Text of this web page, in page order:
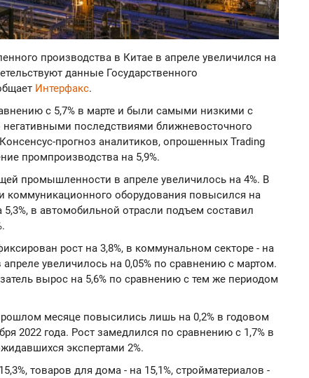
производства в Китае в апреле увеличился на
данные Государственного
Интерфакс.
с 5,7% в марте и были самыми низкими с
негативными последствиями ближневосточного
прогноз аналитиков, опрошенных Trading
промпроизводства на 5,9%.
промышленности в апреле увеличилось на 4%. В
коммуникационного оборудования повысился на
5,3%, в автомобильной отрасли подъем составил
рост на 3,8%, в коммунальном секторе - на
увеличилось на 0,05% по сравнению с мартом.
вырос на 5,6% по сравнению с тем же периодом
месяце повысились лишь на 0,2% в годовом
2022 года. Рост замедлился по сравнению с 1,7% в
экспертами 2%.
товаров для дома - на 15,1%, стройматериалов -